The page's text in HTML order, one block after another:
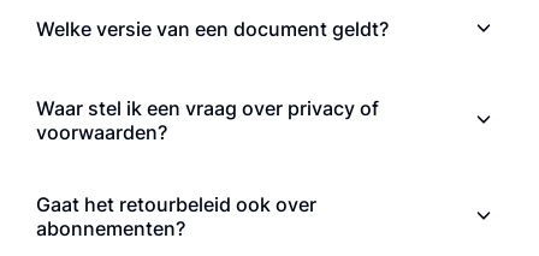
Welke versie van een document geldt?
Waar stel ik een vraag over privacy of
voorwaarden?
Gaat het retourbeleid ook over
abonnementen?